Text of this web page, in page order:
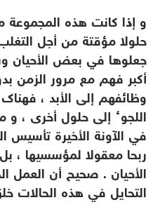
و إذا كانت هذه المجموعة
حلولا مؤقتة من أجل
جعلوها في بعض الأحيان
أكبر فهم مع مرور الزمن
وظائفهم إلى الأبد ،
اللجوء إلى حلول أخرى ، و
في الآونة الأخيرة تأسيس
ربحا معقولا لمؤسسيها
الأحيان . صحيح أن العمل
التحايل في هذه الحالات